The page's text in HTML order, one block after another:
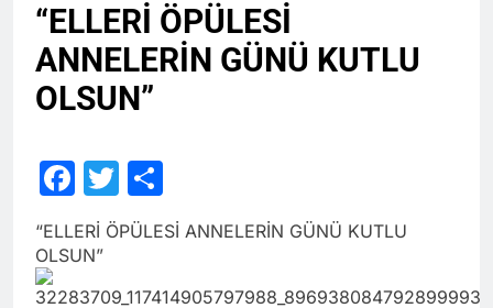
“ELLERİ ÖPÜLESİ
ANNELERİN GÜNÜ KUTLU
OLSUN”
Facebook
Twitter
“ELLERİ ÖPÜLESİ ANNELERİN GÜNÜ KUTLU
OLSUN”